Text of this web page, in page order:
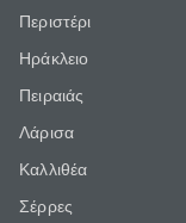
Περιστέρι
Ηράκλειο
Πειραιάς
Λάρισα
Καλλιθέα
Σέρρες